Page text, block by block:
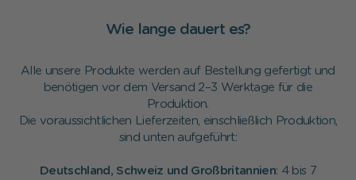
Wie lange dauert es?
Alle unsere Produkte werden auf Bestellung gefertigt und
benötigen vor dem Versand 2–3 Werktage für die
Produktion.
Die voraussichtlichen Lieferzeiten, einschließlich Produktion,
sind unten aufgeführt:
Deutschland, Schweiz und Großbritannien: 4 bis 7